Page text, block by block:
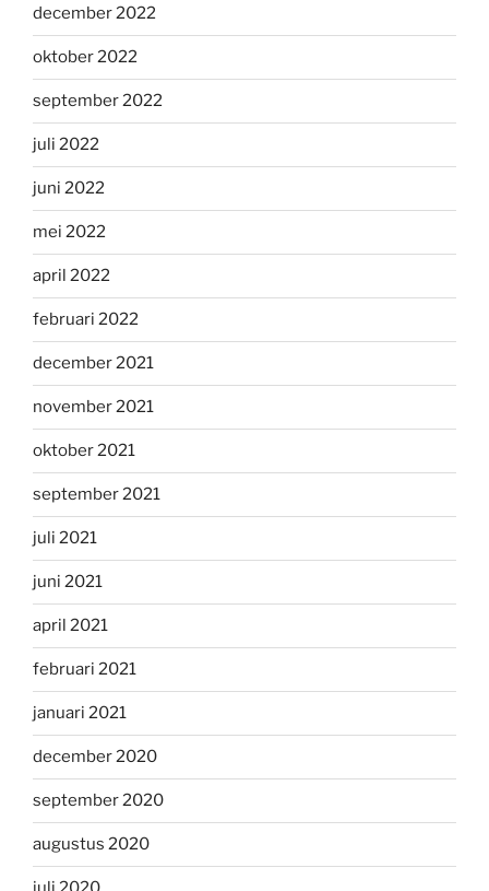
december 2022
oktober 2022
september 2022
juli 2022
juni 2022
mei 2022
april 2022
februari 2022
december 2021
november 2021
oktober 2021
september 2021
juli 2021
juni 2021
april 2021
februari 2021
januari 2021
december 2020
september 2020
augustus 2020